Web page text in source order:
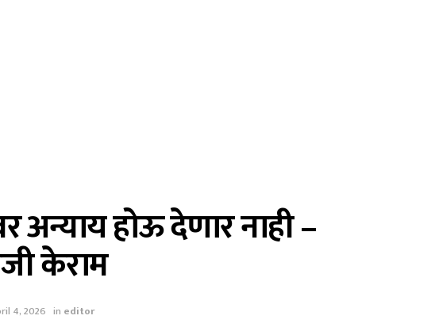
अन्याय होऊ देणार नाही –
केराम
4, 2026 in editor